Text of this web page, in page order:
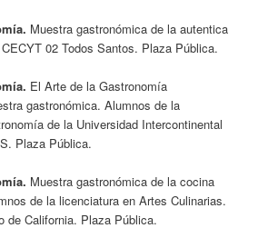
Muestra gastronómica de la autentica
02 Todos Santos. Plaza Pública.
El Arte de la Gastronomía
gastronómica. Alumnos de la
de la Universidad Intercontinental
Plaza Pública.
Muestra gastronómica de la cocina
de la licenciatura en Artes Culinarias.
de California. Plaza Pública.